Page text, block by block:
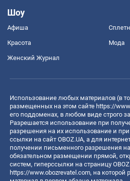
Шоу
Афиша
Красота Мода
Женский Журнал
Использование любых материалов (в
размещенных на этом сайте https://
его поддоменах, в любом виде строго
Разрешается использование при
разрешения на их использование и
ссылки на сайт OBOZ.UA, а для
получении письменного разрешения
обязательном размещении прямой,
систем, гиперссылки на страницу
https://www.obozrevatel.com, на